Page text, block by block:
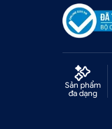
Sản phẩm
đa dạng